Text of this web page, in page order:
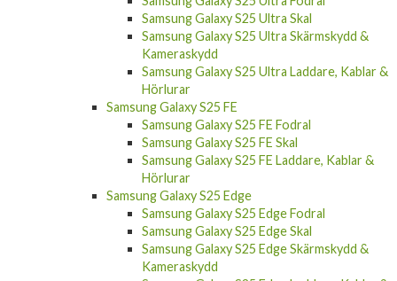
Samsung Galaxy S25 Ultra Skärmskydd &
Kameraskydd
Samsung Galaxy S25 Ultra Laddare, Kablar &
Hörlurar
Samsung Galaxy S25 FE
Samsung Galaxy S25 FE Fodral
Samsung Galaxy S25 FE Skal
Samsung Galaxy S25 FE Laddare, Kablar &
Hörlurar
Samsung Galaxy S25 Edge
Samsung Galaxy S25 Edge Fodral
Samsung Galaxy S25 Edge Skal
Samsung Galaxy S25 Edge Skärmskydd &
Kameraskydd
Samsung Galaxy S25 Edge Laddare, Kablar &